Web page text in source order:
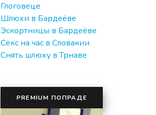
Глоговеце
Шлюхи в Бардеёве
Эскортницы в Бардеёве
Секс на час в Словакии
Cнять шлюху в Трнаве
PREMIUM ПОПРАДЕ